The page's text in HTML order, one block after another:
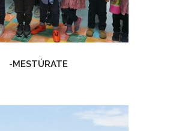
-MESTÚRATE